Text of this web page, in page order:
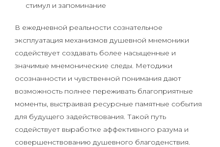
стимул и запоминание
В ежедневной реальности сознательное
эксплуатация механизмов душевной мнемоники
содействует создавать более насыщенные и
значимые мнемонические следы. Методики
осознанности и чувственной понимания дают
возможность полнее переживать благоприятные
моменты, выстраивая ресурсные памятные события
для будущего задействования. Такой путь
содействует выработке аффективного разума и
совершенствованию душевного благоденствия.